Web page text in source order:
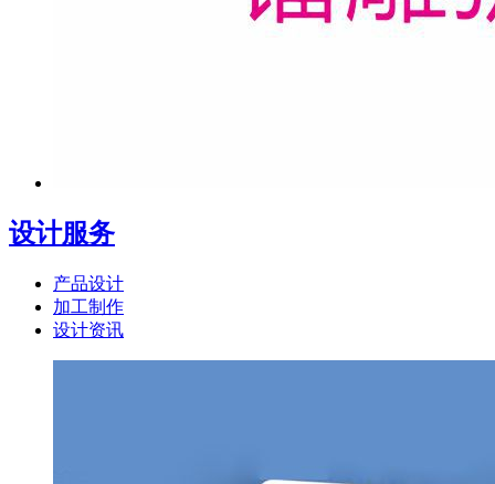
设计服务
产品设计
加工制作
设计资讯